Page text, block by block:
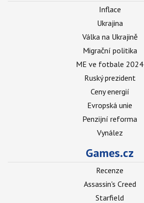
Inflace
Ukrajina
Válka na Ukrajině
Migrační politika
ME ve fotbale 2024
Ruský prezident
Ceny energií
Evropská unie
Penzijní reforma
Vynález
Games.cz
Recenze
Assassin's Creed
Starfield